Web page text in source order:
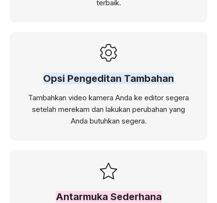
terbaik.
Opsi Pengeditan Tambahan
Tambahkan video kamera Anda ke editor segera
setelah merekam dan lakukan perubahan yang
Anda butuhkan segera.
Antarmuka Sederhana